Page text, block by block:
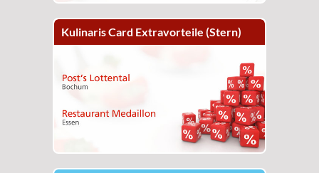
Kulinaris Card Extravorteile (Stern)